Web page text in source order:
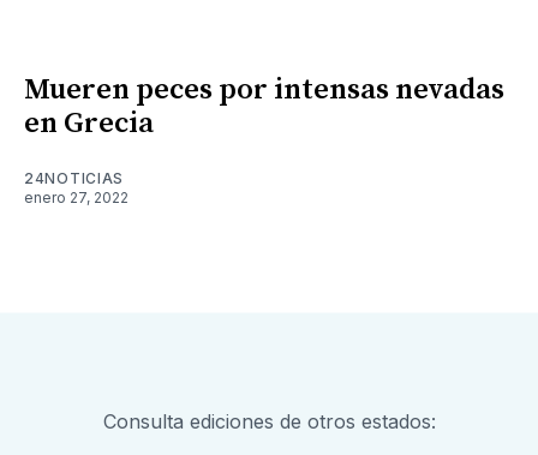
Mueren peces por intensas nevadas
en Grecia
24NOTICIAS
enero 27, 2022
Consulta ediciones de otros estados: